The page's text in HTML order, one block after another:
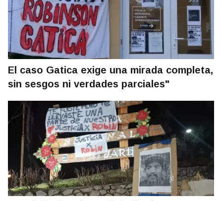
El caso Gatica exige una mirada completa,
sin sesgos ni verdades parciales"